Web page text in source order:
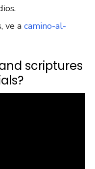
ve a camino-al-
scriptures